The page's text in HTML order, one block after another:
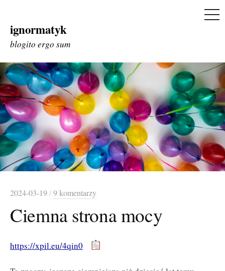
Skip
to
ignormatyk
blogito ergo sum
2024-03-19/9 komentarzy
Ciemna strona mocy
https://xpil.eu/4qin0